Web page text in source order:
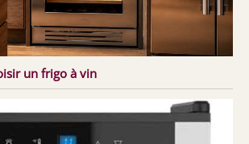
un frigo à vin